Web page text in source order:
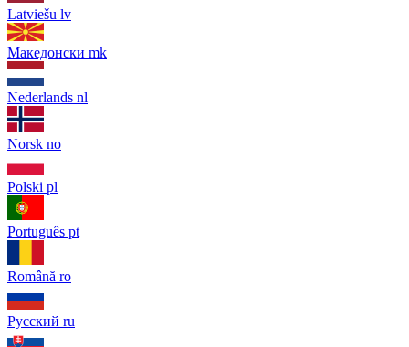
Latviešu lv
Македонски mk
Nederlands nl
Norsk no
Polski pl
Português pt
Română ro
Русский ru